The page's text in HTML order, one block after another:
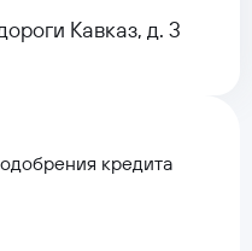
Кавказ, д. 3
кредита